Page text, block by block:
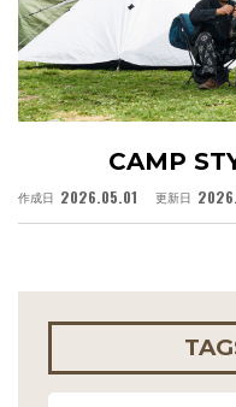
CAMP
作成日 2026.05.01 更新日